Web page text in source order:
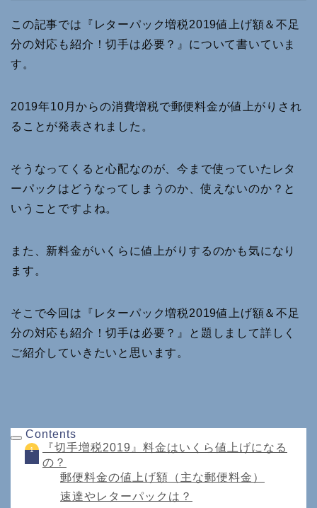
この記事では『レターパック増税2019値上げ額＆不足
分の対応も紹介！切手は必要？』について書いていま
す。
2019年10月からの消費増税で郵便料金が値上がりされ
ることが発表されました。
そうなってくると心配なのが、今まで使っていたレタ
ーパックはどうなってしまうのか、使えないのか？と
いうことですよね。
また、新料金がいくらに値上がりするのかも気になり
ます。
そこで今回は『レターパック増税2019値上げ額＆不足
分の対応も紹介！切手は必要？』と題しまして詳しく
ご紹介していきたいと思います。
Contents
『切手増税2019』料金はいくら値上げになる
の？
郵便料金の値上げ額（主な郵便料金）
速達やレターパックは？